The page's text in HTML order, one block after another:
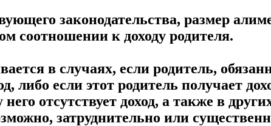
законодательства, размер
соотношении к доходу родителя.
в случаях, если родитель,
либо если этот родитель получает
отсутствует доход, а также в
затруднительно или